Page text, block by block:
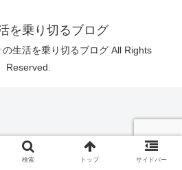
を乗り切るブログ
生活を乗り切るブログ All Rights
Reserved.
検索 トップ サイドバー